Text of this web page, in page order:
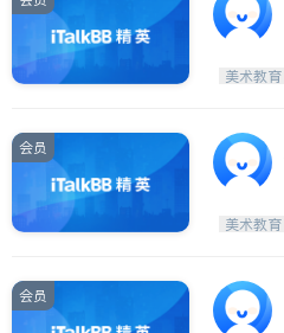
美术教育
会员
美术教育
会员